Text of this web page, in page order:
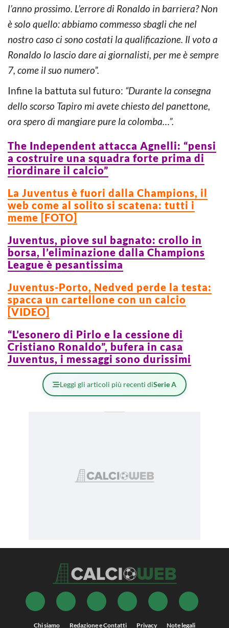
l’anno prossimo. L’errore di Ronaldo in barriera? Non
è solo quello: abbiamo commesso sbagli che nel
nostro caso ci sono costati la qualificazione. Il voto a
Ronaldo lo lascio dare ai giornalisti, per me è sempre
7, come il suo numero”.
Infine la battuta sul futuro: “Durante la consegna
dello scorso Tapiro mi avete chiesto del panettone,
ora spero di mangiare pure la colomba…”.
The Independent attacca Agnelli: “pensi
a costruire una squadra forte prima di
riordinare il calcio”
La Juventus è fuori dalla Champions, il
web come al solito si scatena: tutti i
meme [FOTO]
Juventus, piove sul bagnato: crollo in
borsa, l’eliminazione dalla Champions
League è pesantissima
Juventus-Porto, Nedved perde la testa:
spacca un cartellone con un calcio
[VIDEO]
“L’esonero di Pirlo e la cessione di
Cristiano Ronaldo”, bufera in casa
Juventus, i messaggi sono durissimi
Leggi gli articoli più recenti diSerie A
Chi siamo Redazione e Contatti Privacy Note legali